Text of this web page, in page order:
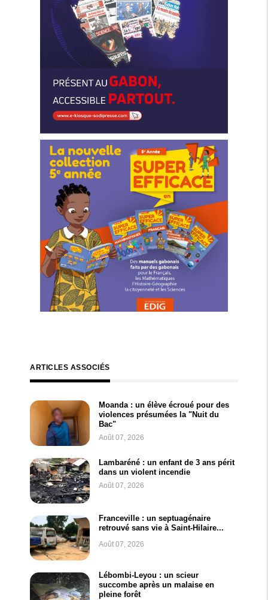
ARTICLES ASSOCIÉS
Moanda : un élève écroué pour des
violences présumées la "Nuit du
Bac"
Août 07, 2026
Lambaréné : un enfant de 3 ans périt
dans un violent incendie
Août 07, 2026
Franceville : un septuagénaire
retrouvé sans vie à Saint-Hilaire...
Août 07, 2026
Lébombi-Leyou : un scieur
succombe après un malaise en
pleine forêt